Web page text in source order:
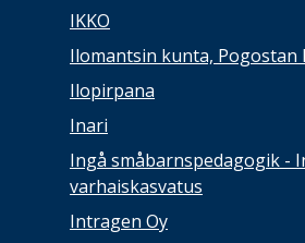
IKKO
Ilomantsin kunta, Pogostan
Ilopirpana
Inari
Ingå småbarnspedagogik -
varhaiskasvatus
Intragen Oy